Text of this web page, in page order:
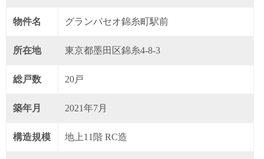
物件名 グランパセオ錦糸町駅前
所在地 東京都墨田区錦糸4-8-3
総戸数 20戸
築年月 2021年7月
構造規模 地上11階 RC造